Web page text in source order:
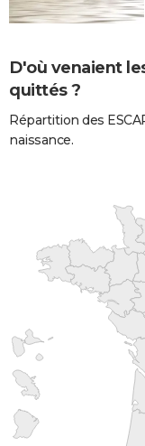
D'où venaient
quittés ?
Répartition des
naissance.